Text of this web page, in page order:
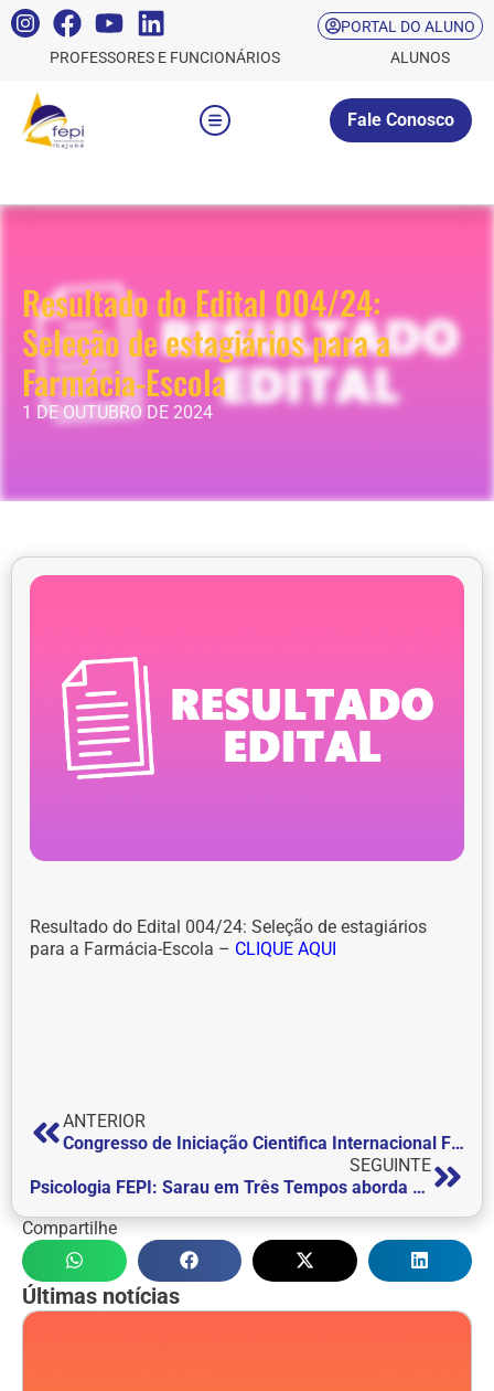
PORTAL DO ALUNO
PROFESSORES E FUNCIONÁRIOS
ALUNOS
Fale Conosco
Resultado do Edital 004/24:
Seleção de estagiários para a
Farmácia-Escola
1 DE OUTUBRO DE 2024
Resultado do Edital 004/24: Seleção de estagiários
para a Farmácia-Escola – CLIQUE AQUI
ANTERIOR
Congresso de Iniciação Cientifica Internacional FEPI 2024: Modelos de Apresentação
SEGUINTE
Psicologia FEPI: Sarau em Três Tempos aborda Reflexões sobre Relações de Poder em Itajubá
Compartilhe
Últimas notícias